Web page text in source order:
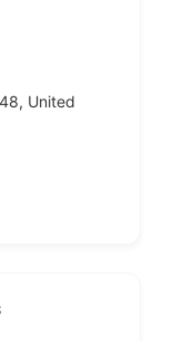
United